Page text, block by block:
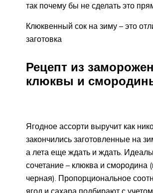
так почему бы не сделать это
Клюквенный сок на зиму – это
заготовка
Рецепт из
клюквы и
Ягодное ассорти выручит как
закончились заготовленные на
а лета еще ждать и ждать.
сочетание – клюква и смородина
черная). Пропорциональное
ягод и сахара подбирают с учетом